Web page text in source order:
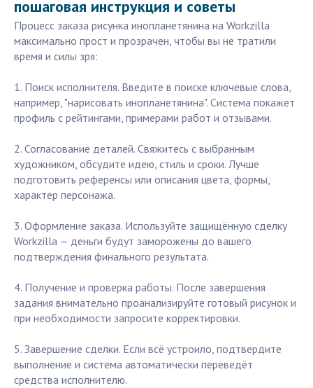
пошаговая инструкция и советы
Процесс заказа рисунка инопланетянина на Workzilla
максимально прост и прозрачен, чтобы вы не тратили
время и силы зря:
1. Поиск исполнителя. Введите в поиске ключевые слова,
например, "нарисовать инопланетянина". Система покажет
профиль с рейтингами, примерами работ и отзывами.
2. Согласование деталей. Свяжитесь с выбранным
художником, обсудите идею, стиль и сроки. Лучше
подготовить референсы или описания цвета, формы,
характер персонажа.
3. Оформление заказа. Используйте защищённую сделку
Workzilla — деньги будут заморожены до вашего
подтверждения финального результата.
4. Получение и проверка работы. После завершения
задания внимательно проанализируйте готовый рисунок и
при необходимости запросите корректировки.
5. Завершение сделки. Если всё устроило, подтвердите
выполнение и система автоматически переведёт
средства исполнителю.